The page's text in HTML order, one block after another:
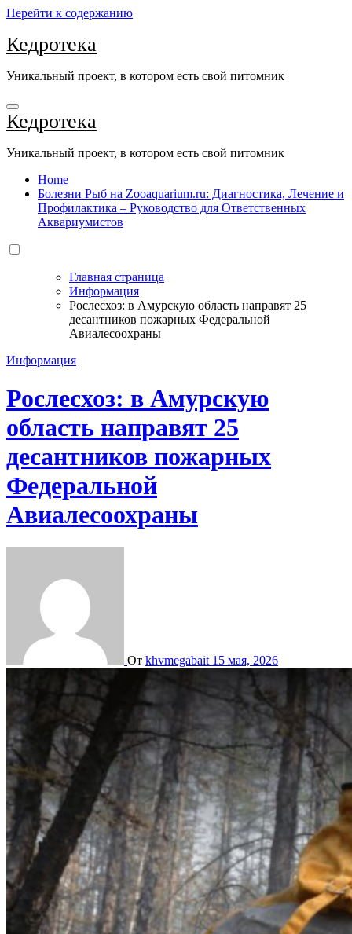
Перейти к содержанию
Кедротека
Уникальный проект, в котором есть свой питомник
Кедротека
Уникальный проект, в котором есть свой питомник
Home
Болезни Рыб на Zooaquarium.ru: Диагностика, Лечение и
Профилактика – Руководство для Ответственных
Аквариумистов
Главная страница
Информация
Рослесхоз: в Амурскую область направят 25
десантников пожарных Федеральной
Авиалесоохраны
Информация
Рослесхоз: в Амурскую
область направят 25
десантников пожарных
Федеральной
Авиалесоохраны
От khvmegabait 15 мая, 2026